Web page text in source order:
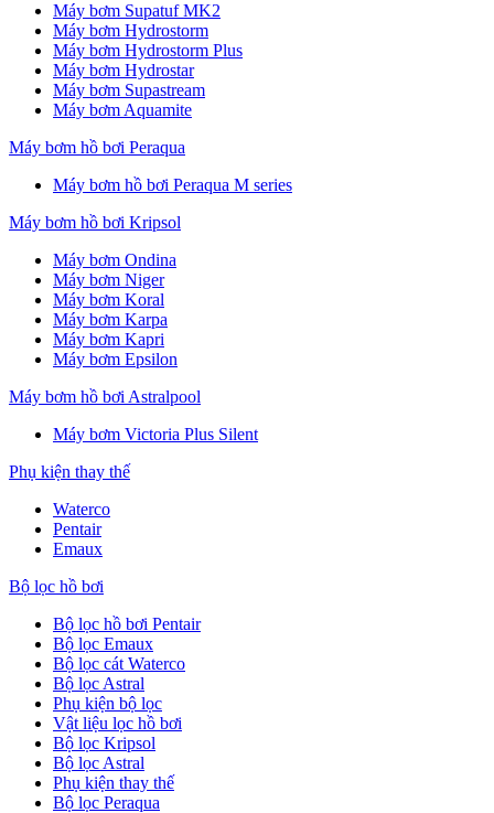
Máy bơm Supatuf MK2
Máy bơm Hydrostorm
Máy bơm Hydrostorm Plus
Máy bơm Hydrostar
Máy bơm Supastream
Máy bơm Aquamite
Máy bơm hồ bơi Peraqua
Máy bơm hồ bơi Peraqua M series
Máy bơm hồ bơi Kripsol
Máy bơm Ondina
Máy bơm Niger
Máy bơm Koral
Máy bơm Karpa
Máy bơm Kapri
Máy bơm Epsilon
Máy bơm hồ bơi Astralpool
Máy bơm Victoria Plus Silent
Phụ kiện thay thế
Waterco
Pentair
Emaux
Bộ lọc hồ bơi
Bộ lọc hồ bơi Pentair
Bộ lọc Emaux
Bộ lọc cát Waterco
Bộ lọc Astral
Phụ kiện bộ lọc
Vật liệu lọc hồ bơi
Bộ lọc Kripsol
Bộ lọc Astral
Phụ kiện thay thế
Bộ lọc Peraqua